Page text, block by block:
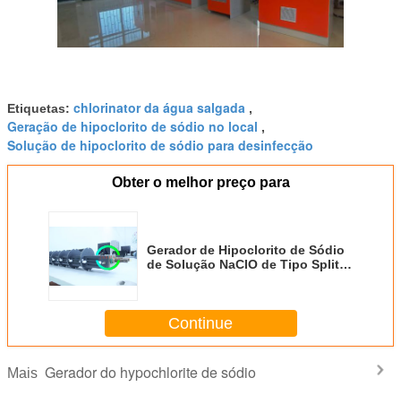
Etiquetas: chlorinator da água salgada ,
Geração de hipoclorito de sódio no local ,
Solução de hipoclorito de sódio para desinfecção
Obter o melhor preço para
Gerador de Hipoclorito de Sódio
de Solução NaClO de Tipo Split 2
Continue
Mais Gerador do hypochlorite de sódio